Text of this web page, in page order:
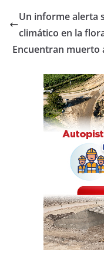
e
b
o
o
k
er s
A
p
p
Un informe alerta
climático en la
Encuentran muerto